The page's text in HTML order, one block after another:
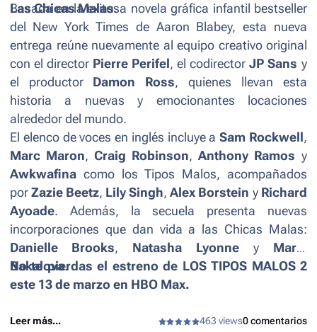
Las Chicas Malas.
Basada en la exitosa novela gráfica infantil bestseller
del New York Times de Aaron Blabey, esta nueva
entrega reúne nuevamente al equipo creativo original
con el director Pierre Perifel, el codirector JP Sans y
el productor Damon Ross, quienes llevan esta
historia a nuevas y emocionantes locaciones
alrededor del mundo.
El elenco de voces en inglés incluye a Sam Rockwell,
Marc Maron, Craig Robinson, Anthony Ramos y
Awkwafina como los Tipos Malos, acompañados
por Zazie Beetz, Lily Singh, Alex Borstein y Richard
Ayoade. Además, la secuela presenta nuevas
incorporaciones que dan vida a las Chicas Malas:
Danielle Brooks, Natasha Lyonne y Maria
Bakalova.
No te pierdas el estreno de LOS TIPOS MALOS 2
este 13 de marzo en HBO Max.
Leer más... 463 views0 comentarios